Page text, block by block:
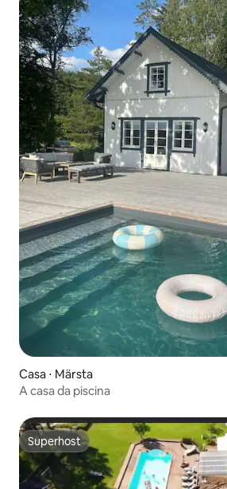
Casa ⋅ Märsta
A casa da piscina
Superhost
Superhost